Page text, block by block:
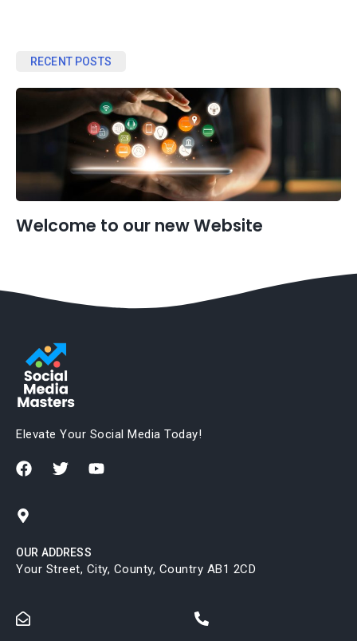
RECENT POSTS
Welcome to our new Website
Elevate Your Social Media Today!
OUR ADDRESS
Your Street, City, County, Country AB1 2CD